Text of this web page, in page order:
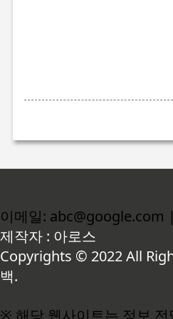
이메일: abc@google.com
제작자 : 아로스
Copyrights © 2022 All
백.